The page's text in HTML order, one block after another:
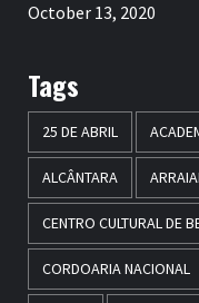
October 13, 2020
Tags
25 DE ABRIL
ALCÂNTARA
CENTRO CULTURAL DE
CORDOARIA NACIONAL